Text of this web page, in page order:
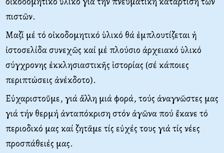
πιστῶν.
Μαζί μέ τό οἰκοδομητικό ὑλικό θά ἐμπλουτίζεται ἡ
ἰστοσελίδα συνεχῶς καί μέ πλούσιο ἀρχειακό ὑλικό
σύγχρονης ἐκκλησιαστικῆς ἱστορίας (σέ κάποιες
περιπτώσεις ἀνέκδοτο).
Εὐχαριστοῦμε, γιά ἄλλη μιά φορά, τούς ἀναγνῶστες μας
γιά τήν θερμή ἀνταπόκριση στόν ἀγῶνα πού ἔκανε τό
περιοδικό μας καί ζητᾶμε τίς εὐχές τους γιά τίς νέες
προσπάθειές μας.